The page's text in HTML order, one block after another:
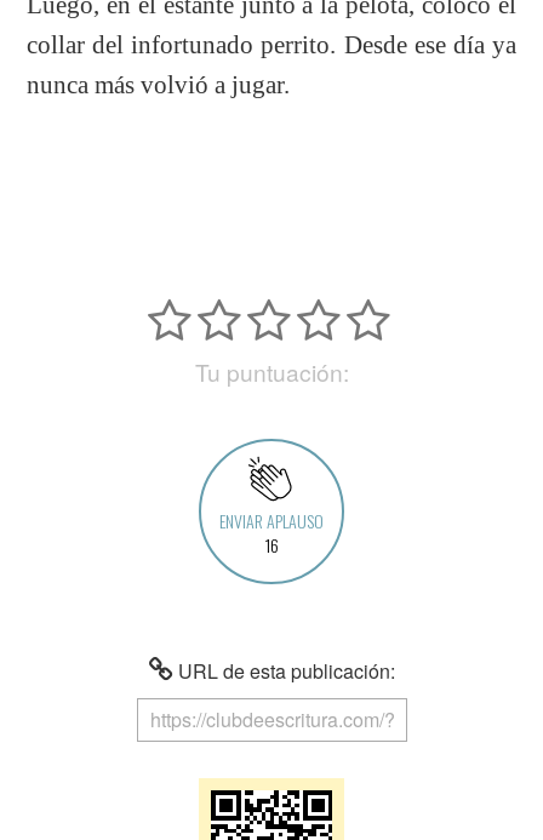
collar del infortunado perrito. Desde ese día ya
nunca más volvió a jugar.
Tu puntuación:
ENVIAR APLAUSO
16
URL de esta publicación: